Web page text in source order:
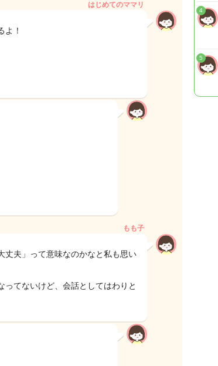
はじめてのママリ
よ！
もも子
丈夫」って意味なのかなと私も思い
てないけど、会話としてはわりと
4
5